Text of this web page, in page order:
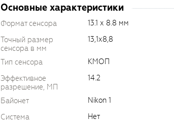
Основные характеристики
Формат сенсора
13.1 х 8.8 мм
Точный размер
сенсора в мм
13,1х8,8
Тип сенсора
КМОП
Эффективное
разрешение, МП
14.2
Байонет
Nikon 1
Система
Нет